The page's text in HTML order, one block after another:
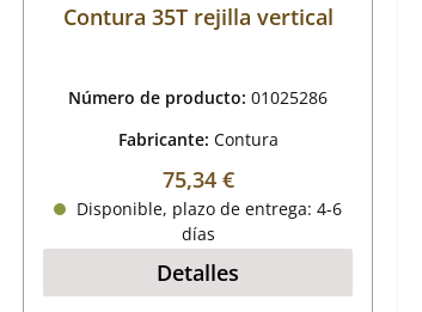
Contura 35T rejilla vertical
Número de producto: 01025286
Fabricante: Contura
Precio normal:
75,34 €
Disponible, plazo de entrega: 4-6
días
Detalles